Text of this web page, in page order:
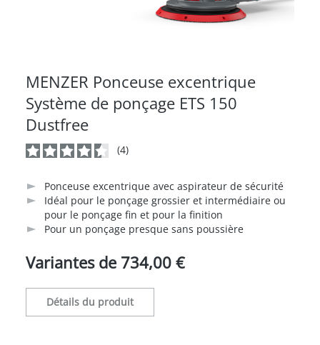
MENZER Ponceuse excentrique
Système de ponçage ETS 150
Dustfree
(4)
Ponceuse excentrique avec aspirateur de sécurité
Idéal pour le ponçage grossier et intermédiaire ou
pour le ponçage fin et pour la finition
Pour un ponçage presque sans poussière
Variantes de 734,00 €
Détails du produit